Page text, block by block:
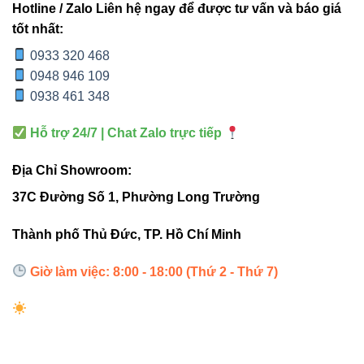
tuổi thọ cao, đảm bảo an toàn cho công
thường
TIÊU CHÍ
V2FLM-
400
ĐÈN PHA THÔNG
THƯỜNG
Công suất 400W 150-300W
Hotline / Zalo Liên hệ ngay để được tư vấn và báo giá
tốt nhất:
0933 320 468
0948 946 109
0938 461 348
Hỗ trợ 24/7 | Chat Zalo trực tiếp
Địa Chỉ Showroom:
37C Đường Số 1, Phường Long Trường
Thành phố Thủ Đức, TP. Hồ Chí Minh
Giờ làm việc: 8:00 - 18:00 (Thứ 2 - Thứ 7)